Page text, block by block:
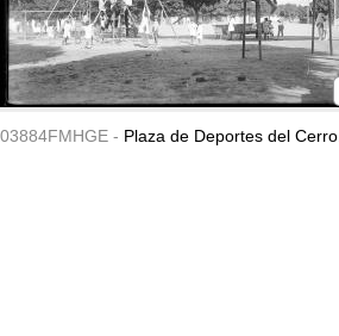
03884FMHGE - Plaza de Deportes del Cerro.